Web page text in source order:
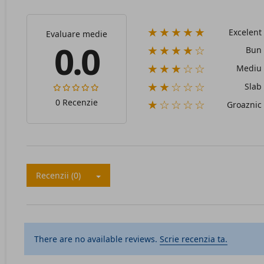
Evaluare medie
0.0
0 Recenzie
★★★★★ Excelent
★★★★☆ Bun
★★★☆☆ Mediu
★★☆☆☆ Slab
★☆☆☆☆ Groaznic
Recenzii (0)
There are no available reviews. Scrie recenzia ta.